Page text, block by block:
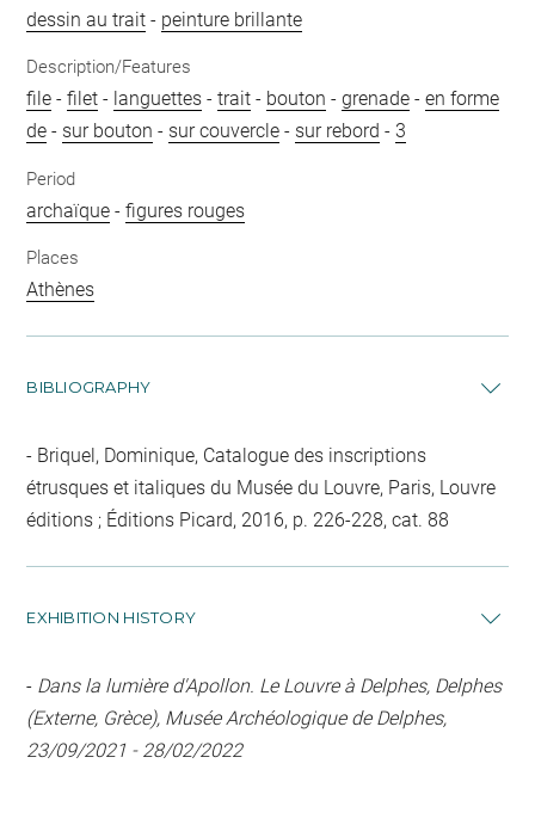
dessin au trait - peinture brillante
Description/Features
file -filet - languettes -trait - bouton -grenade -en forme
de - sur bouton - sur couvercle - sur rebord -3
Period
archaïque -figures rouges
Places
Athènes
BIBLIOGRAPHY
Briquel, Dominique, Catalogue des inscriptions
étrusques et italiques du Musée du Louvre, Paris, Louvre
éditions ; Éditions Picard, 2016, p. 226-228, cat. 88
EXHIBITION HISTORY
- Dans la lumière d'Apollon. Le Louvre à Delphes, Delphes
(Externe, Grèce), Musée Archéologique de Delphes,
23/09/2021 - 28/02/2022